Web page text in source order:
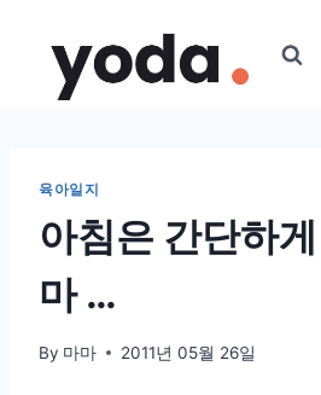
content
육아일지
아침은 간단하
마 …
By 마마 2011년 05월 26일